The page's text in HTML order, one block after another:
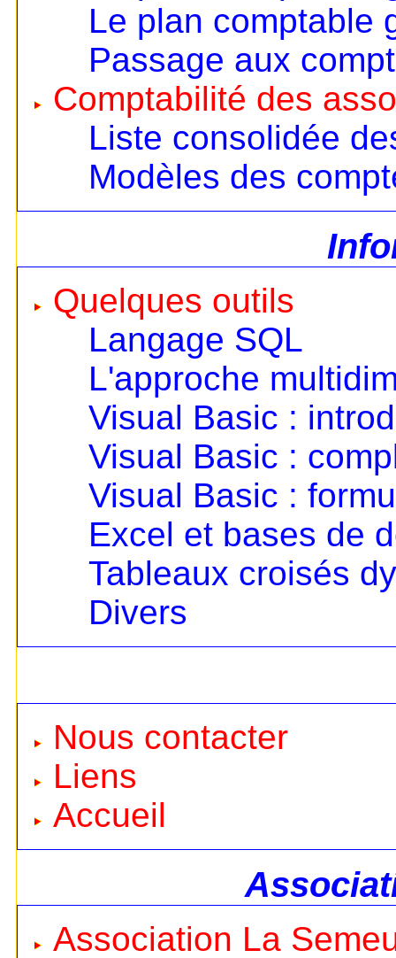
Le plan comptable
Passage aux
Comptabilité des
Liste consolidée
Modèles des
Quelques outils
Langage SQL
L'approche
Visual Basic :
Visual Basic :
Visual Basic :
Excel et bases de
Tableaux croisés
Divers
Nous contacter
Liens
Accueil
Association La